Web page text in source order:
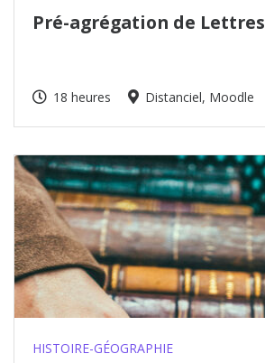
Pré-agrégation de Lettres
18 heures Distanciel, Moodle
HISTOIRE-GÉOGRAPHIE